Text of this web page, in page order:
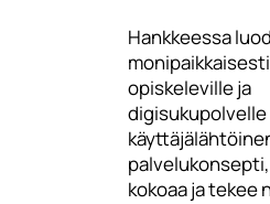
Hankkeessa
monipaikkaisesti
opiskeleville ja
digisukupolvelle
kokoaa ja tekee